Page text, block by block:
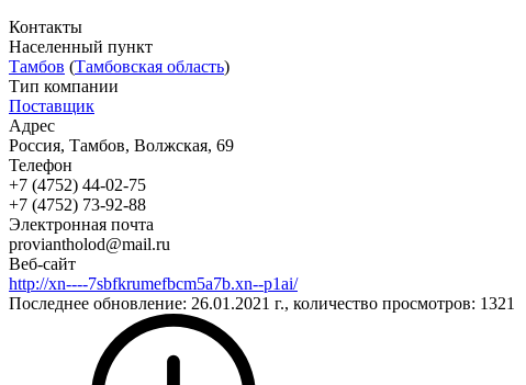
Контакты
Населенный пункт
Тамбов (Тамбовская область)
Тип компании
Поставщик
Адрес
Россия, Тамбов, Волжская, 69
Телефон
+7 (4752) 44-02-75
+7 (4752) 73-92-88
Электронная почта
proviantholod@mail.ru
Веб-сайт
http://xn----7sbfkrumefbcm5a7b.xn--p1ai/
Последнее обновление: 26.01.2021 г., количество просмотров: 1321